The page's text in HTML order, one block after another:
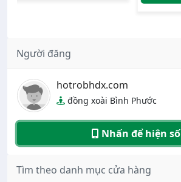
Người đăng
hotrobhdx.com
đồng xoài Bình Phước
Nhấn để hiện số
Tìm theo danh mục cửa hàng